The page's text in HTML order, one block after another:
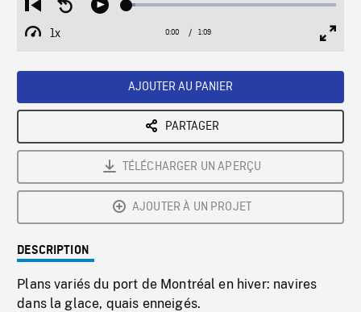
Restart
from
beginning
Seek
Play Loaded:
1x
Playback
Current
0:00 / Duration
1:09
AJOUTER AU PANIER
PARTAGER
TÉLÉCHARGER UN APERÇU
AJOUTER À UN PROJET
DESCRIPTION
Plans variés du port de Montréal en hiver: navires
dans la glace, quais enneigés.